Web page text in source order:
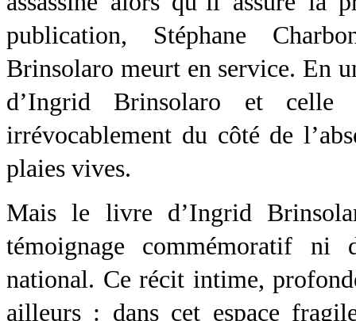
publication, Stéphane
Brinsolaro meurt en service. En
d’Ingrid Brinsolaro et celle
irrévocablement du côté de
plaies vives.
Mais le livre d’Ingrid
témoignage commémoratif ni
national. Ce récit intime,
ailleurs : dans cet espace